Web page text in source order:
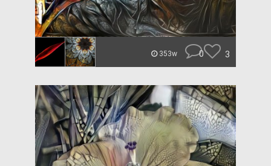
353w 0 3